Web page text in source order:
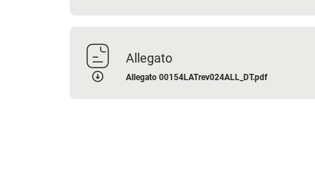
Allegato
Allegato 00154LATrev024ALL_DT.pdf